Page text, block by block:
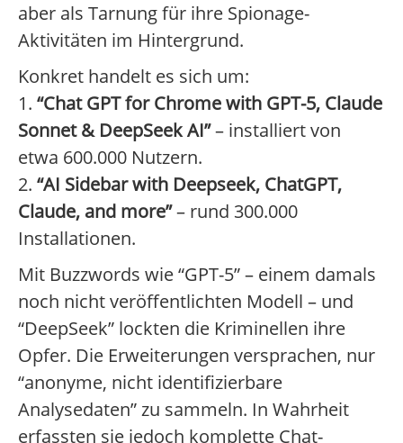
aber als Tarnung für ihre Spionage-
Aktivitäten im Hintergrund.
Konkret handelt es sich um:
1. “Chat GPT for Chrome with GPT-5, Claude
Sonnet & DeepSeek AI”– installiert von
etwa 600.000 Nutzern.
2. “AI Sidebar with Deepseek, ChatGPT,
Claude, and more”– rund 300.000
Installationen.
Mit Buzzwords wie “GPT-5” – einem damals
noch nicht veröffentlichten Modell – und
“DeepSeek” lockten die Kriminellen ihre
Opfer. Die Erweiterungen versprachen, nur
“anonyme, nicht identifizierbare
Analysedaten” zu sammeln. In Wahrheit
erfassten sie jedoch komplette Chat-